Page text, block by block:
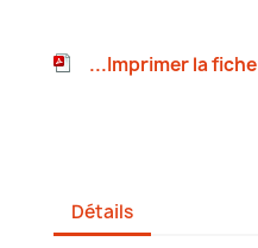
...Imprimer la fiche
Détails